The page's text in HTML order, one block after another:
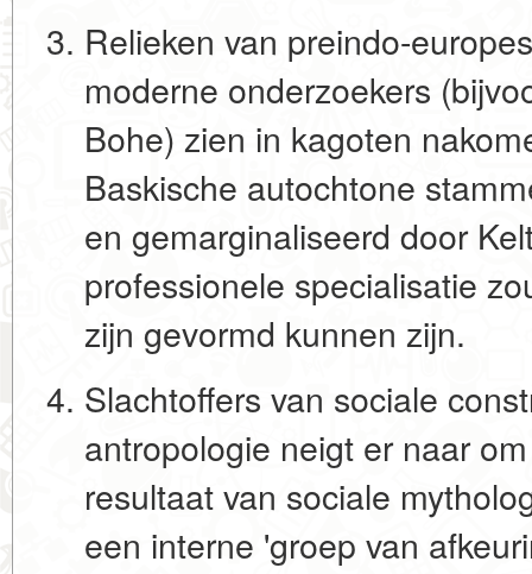
Relieken van preindo-
moderne onderzoekers
Bohe) zien in kagoten
Baskische autochtone
en gemarginaliseerd door
professionele specialisatie
zijn gevormd kunnen zijn.
Slachtoffers van sociale
antropologie neigt er naar
resultaat van sociale
een interne 'groep van